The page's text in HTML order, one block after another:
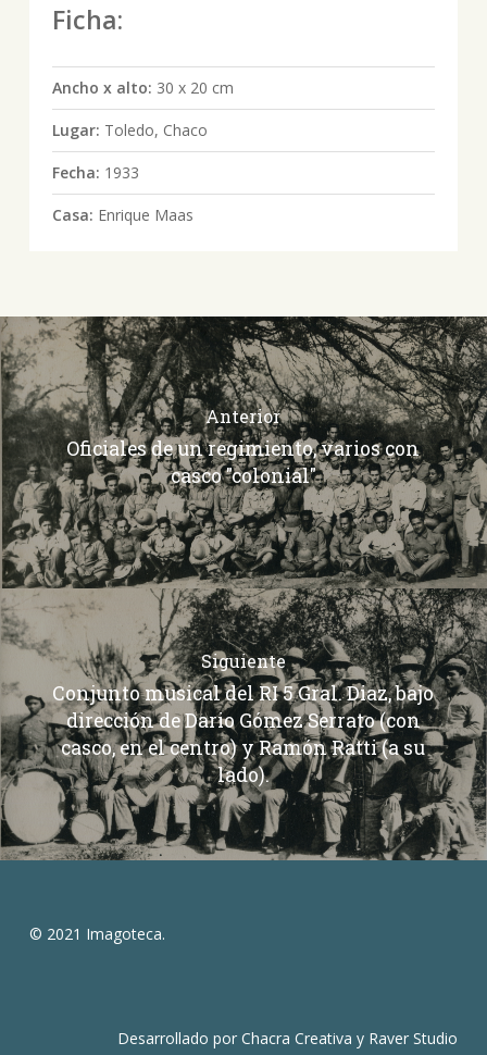
Ficha:
Ancho x alto: 30 x 20 cm
Lugar: Toledo, Chaco
Fecha: 1933
Casa: Enrique Maas
Anterior
Oficiales de un regimiento, varios con
casco "colonial"
Siguiente
Conjunto musical del RI 5 Gral. Diaz, bajo
dirección de Dario Gómez Serrato (con
casco, en el centro) y Ramón Ratti (a su
lado).
© 2021 Imagoteca.
Desarrollado porChacra Creativa y Raver Studio